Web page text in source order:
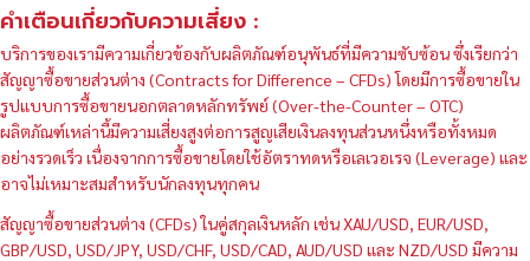
คำเตือนเกี่ยวกับความเสี่ยง :
บริการของเรามีความเกี่ยวข้องกับผลิตภัณฑ์อนุพันธ์ที่มีความซับซ้อน ซึ่งเรียกว่า
สัญญาซื้อขายส่วนต่าง (Contracts for Difference – CFDs) โดยมีการซื้อขายใน
รูปแบบการซื้อขายนอกตลาดหลักทรัพย์ (Over-the-Counter – OTC)
ผลิตภัณฑ์เหล่านี้มีความเสี่ยงสูงต่อการสูญเสียเงินลงทุนส่วนหนึ่งหรือทั้งหมด
อย่างรวดเร็ว เนื่องจากการซื้อขายโดยใช้อัตราทดหรือเลเวอเรจ (Leverage) และ
อาจไม่เหมาะสมสำหรับนักลงทุนทุกคน
สัญญาซื้อขายส่วนต่าง (CFDs) ในคู่สกุลเงินหลัก เช่น XAU/USD, EUR/USD,
GBP/USD, USD/JPY, USD/CHF, USD/CAD, AUD/USD และ NZD/USD มีความ